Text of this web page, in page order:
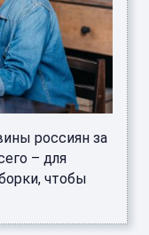
россиян за
– для
чтобы